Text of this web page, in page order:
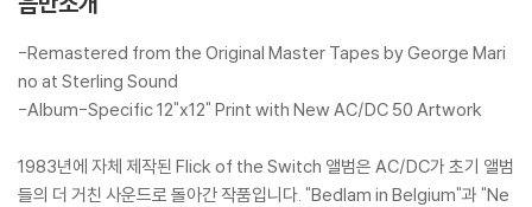
-Remastered from the Original Master Tapes by George Mari
no at Sterling Sound
-Album-Specific 12"x12" Print with New AC/DC 50 Artwork
1983년에 자체 제작된 Flick of the Switch 앨범은 AC/DC가 초기 앨범
들의 더 거친 사운드로 돌아간 작품입니다. "Bedlam in Belgium"과 "Ne